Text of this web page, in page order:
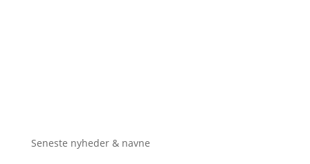
Seneste nyheder & navne